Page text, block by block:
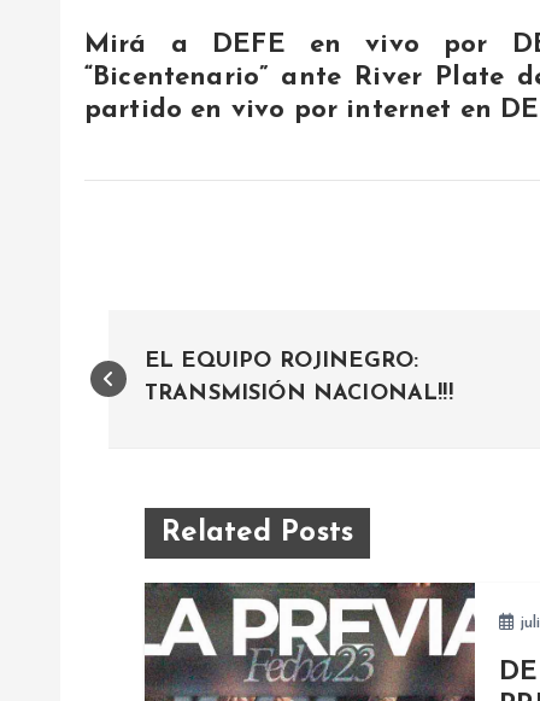
Mirá a DEFE en vivo por
“Bicentenario” ante River Plate
partido en vivo por internet en
a
EL EQUIPO ROJINEGRO:
TRANSMISIÓN NACIONAL!!!
Related Posts